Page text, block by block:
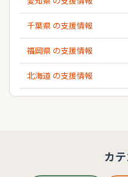
千葉県 の支援情報
福岡県 の支援情報
北海道 の支援情報
カ